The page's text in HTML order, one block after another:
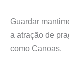
Guardar
a atração de
como Canoas.